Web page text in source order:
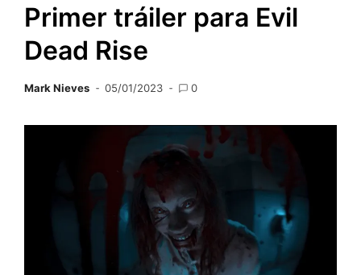
Primer tráiler para Evil
Dead Rise
Mark Nieves 05/01/2023 0